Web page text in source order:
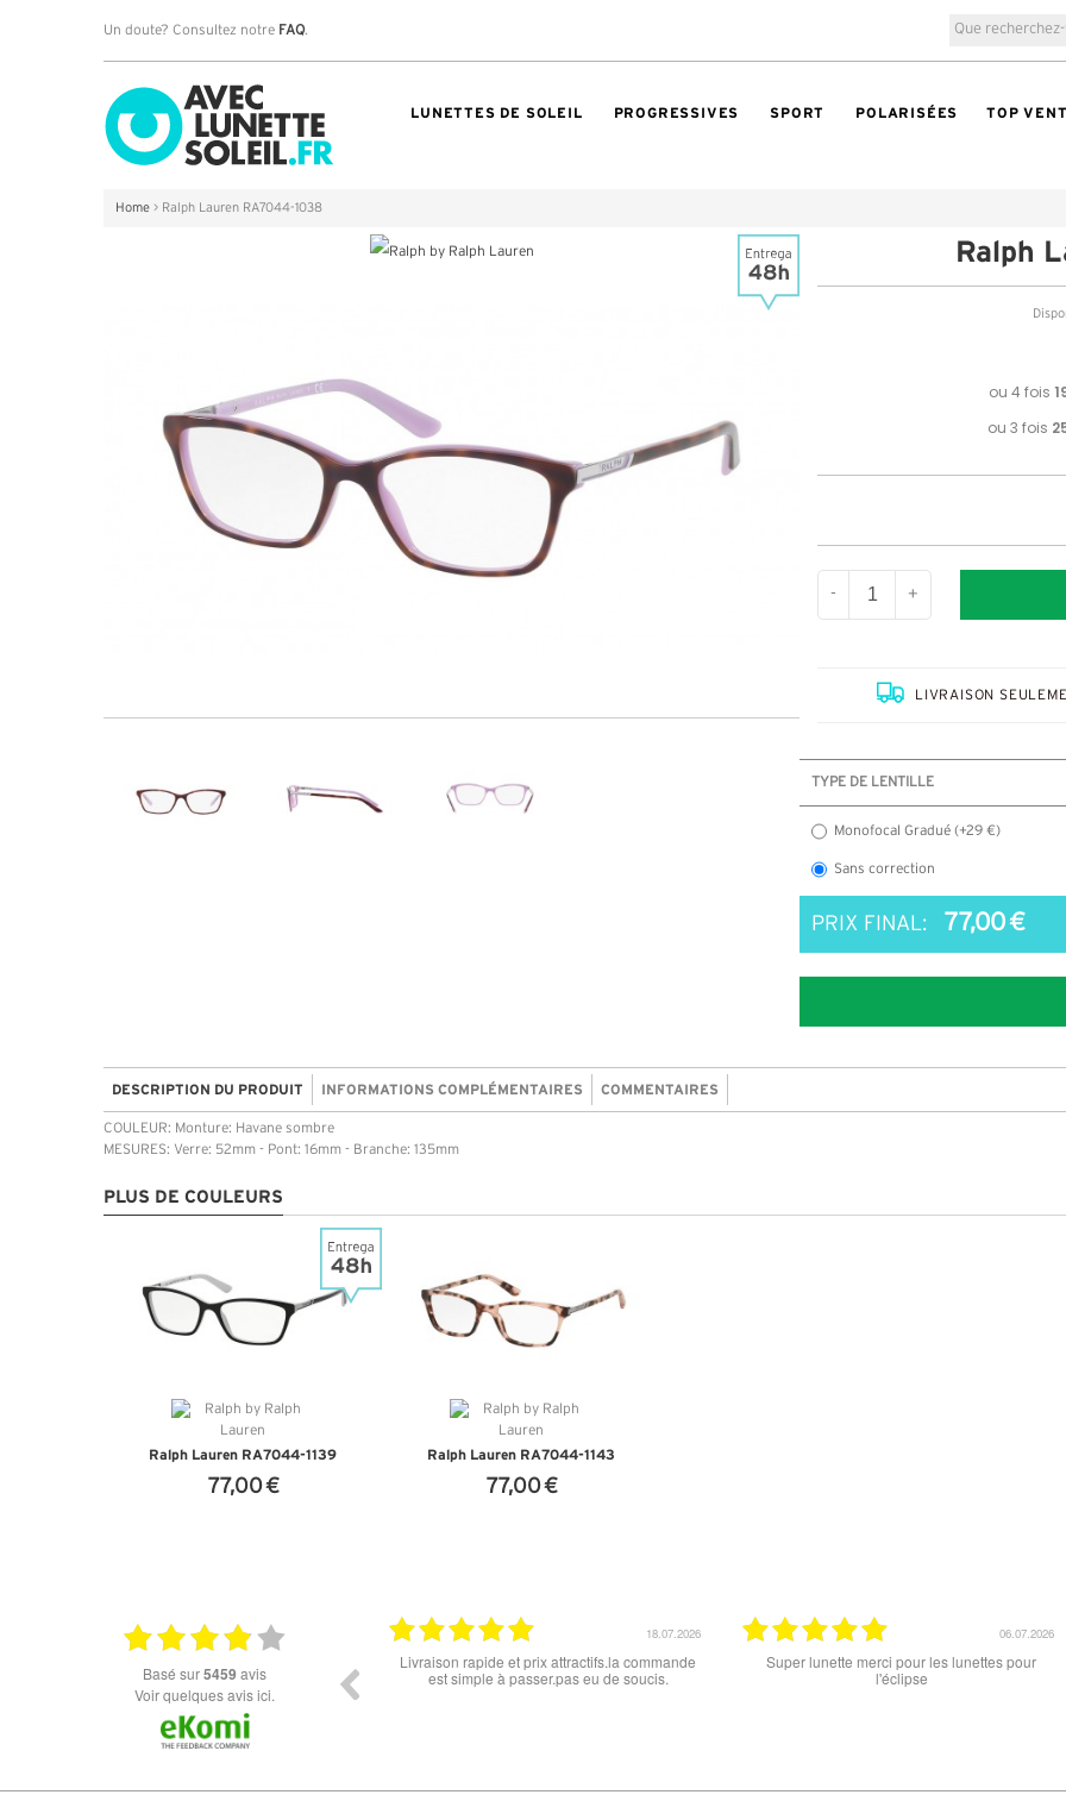
Un doute? Consultez notre FAQ.
LUNETTES DE SOLEIL PROGRESSIVES SPORT POLARISÉES TOP
Home > Ralph Lauren RA7044-1038
Ralph
- +
LIVRAISON
TYPE DE LENTILLE
Monofocal Gradué (+29 €)
Sans correction
PRIX FINAL: 77,00 €
DESCRIPTION DU PRODUIT INFORMATIONS COMPLÉMENTAIRES COMMENTAIRES
COULEUR: Monture: Havane sombre
MESURES: Verre: 52mm - Pont: 16mm - Branche: 135mm
PLUS DE COULEURS
Ralph Lauren RA7044-1139
77,00 €
Ralph Lauren RA7044-1143
77,00 €
basé sur5459 avis
Voir quelques avis ici.
06.07.2026
Super lunette merci pour les lunettes pour
l'éclipse
18.06.2026
Prix attractif, frais de port faible, un grand choix
dans les types de lunettes. Attention: les stocks
tout est parfait , que ce soit le